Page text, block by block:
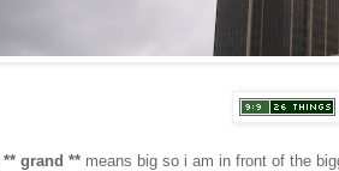
** grand ** means big so i am in front of the